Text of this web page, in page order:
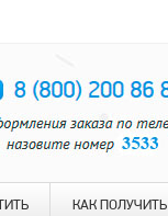
КАК ПОЛУЧИТЬ